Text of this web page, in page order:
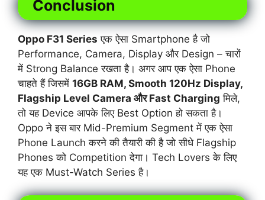
Conclusion
Oppo F31 Series एक ऐसा Smartphone है जो
Performance, Camera, Display और Design – चारों
में Strong Balance रखता है। अगर आप एक ऐसा Phone
चाहते हैं जिसमें 16GB RAM, Smooth 120Hz Display,
Flagship Level Camera और Fast Charging मिले,
तो यह Device आपके लिए Best Option हो सकता है।
Oppo ने इस बार Mid-Premium Segment में एक ऐसा
Phone Launch करने की तैयारी की है जो सीधे Flagship
Phones को Competition देगा। Tech Lovers के लिए
यह एक Must-Watch Series है।